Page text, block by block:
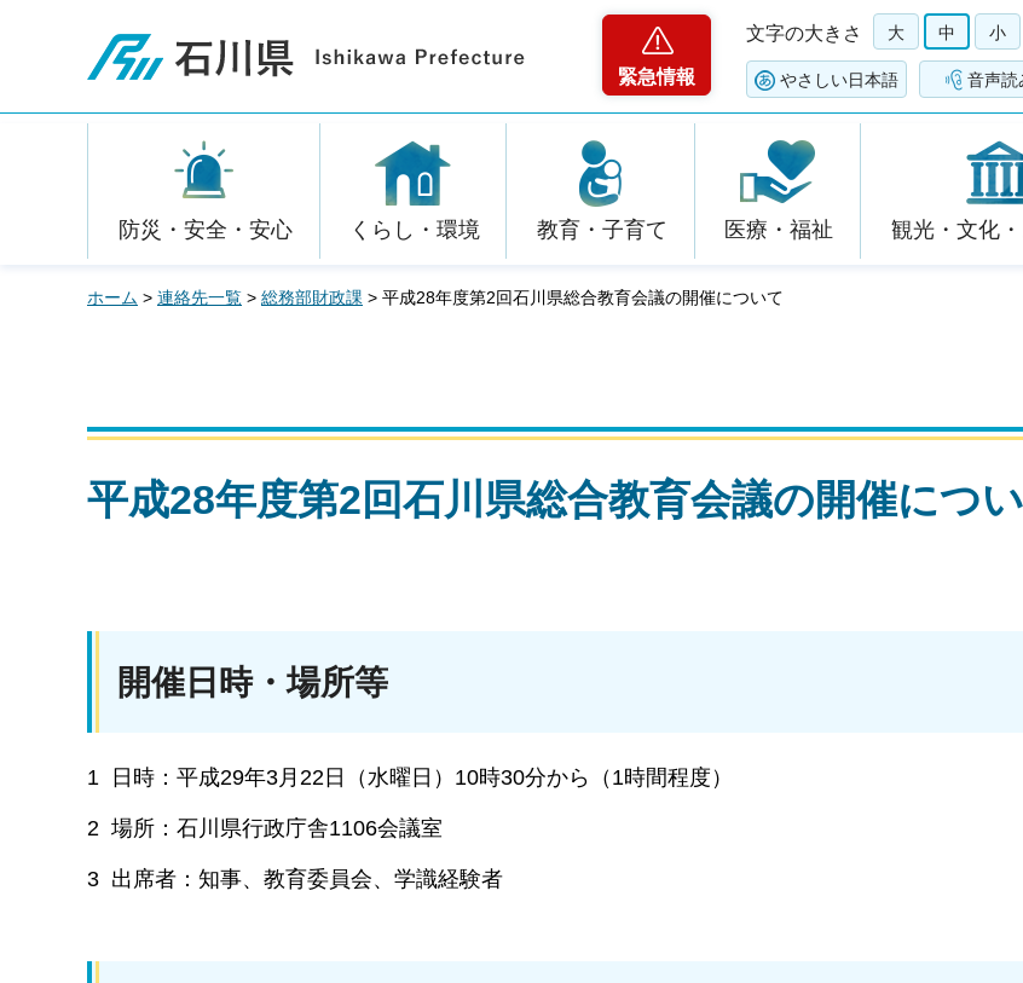
石川県
緊急情報
文字の大きさ 大 中 小
やさしい日本語 音声読
防災・安全・安心 くらし・環境 教育・子育て 医療・福祉 観光・文化
ホーム > 連絡先一覧 > 総務部財政課 > 平成28年度第2回石川県総合教育会議の開催について
平成28年度第2回石川県総合教育会議の開催につ
開催日時・場所等
1 日時：平成29年3月22日（水曜日）10時30分から（1時間程度）
2 場所：石川県行政庁舎1106会議室
3 出席者：知事、教育委員会、学識経験者